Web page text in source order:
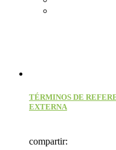
TÉRMINOS DE
EXTERNA
compartir: